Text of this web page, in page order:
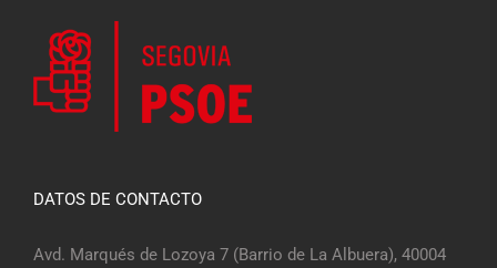
DATOS DE CONTACTO
Avd. Marqués de Lozoya 7 (Barrio de La Albuera), 40004